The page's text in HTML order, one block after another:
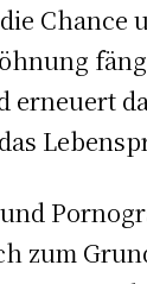
Chance
erneuert
zum